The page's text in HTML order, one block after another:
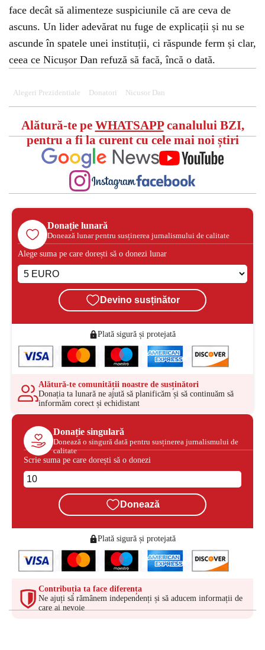
face decât să alimenteze suspiciunile că are ceva de
ascuns. Un lider adevărat nu fuge de explicații și nu se
ascunde în spatele unei instituții, ci răspunde ferm și clar,
ceea ce Nicușor Dan refuză să facă, încă o dată.
Alegeri Prezidentiale Donatori Nicusor Dan
Alătură-te pe WHATSAPPcanalului BZI,
pentru a fi la curent cu cele mai noi știri
Donație lunară
Donează lunar pentru susținerea jurnalismului de calitate
Alege suma pe care dorești să o donezi lunar
Devino susținător
Plată sigură și protejată
Alătură-te comunității noastre de susținători
Donația ta lunară ne ajută să planificăm și să continuăm să
informăm corect și echidistant
Donație singulară
Donează o singură dată pentru susținerea jurnalismului de
calitate
Scrie suma pe care dorești să o donezi
Donează
Plată sigură și protejată
Contribuția ta face diferența
Ne ajuți să rămânem independenți și să aducem informații de
care ai nevoie